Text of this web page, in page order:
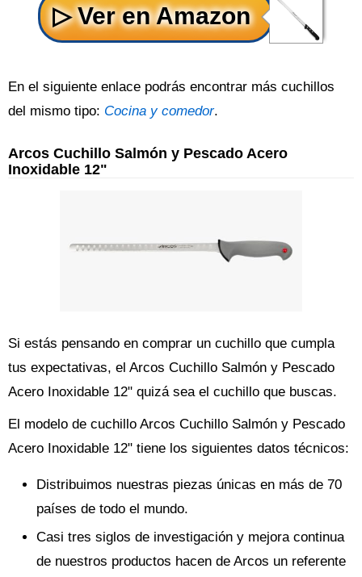
En el siguiente enlace podrás encontrar más cuchillos
del mismo tipo: Cocina y comedor.
Arcos Cuchillo Salmón y Pescado Acero
Inoxidable 12"
Si estás pensando en comprar un cuchillo que cumpla
tus expectativas, el Arcos Cuchillo Salmón y Pescado
Acero Inoxidable 12" quizá sea el cuchillo que buscas.
El modelo de cuchillo Arcos Cuchillo Salmón y Pescado
Acero Inoxidable 12" tiene los siguientes datos técnicos:
Distribuimos nuestras piezas únicas en más de 70
países de todo el mundo.
Casi tres siglos de investigación y mejora continua
de nuestros productos hacen de Arcos un referente